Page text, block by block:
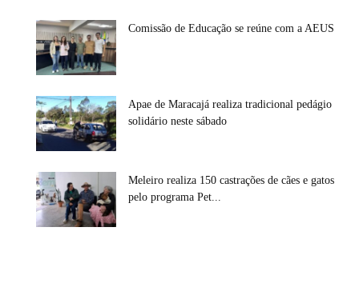
Comissão de Educação se reúne com a AEUS
Apae de Maracajá realiza tradicional pedágio
solidário neste sábado
Meleiro realiza 150 castrações de cães e gatos
pelo programa Pet...